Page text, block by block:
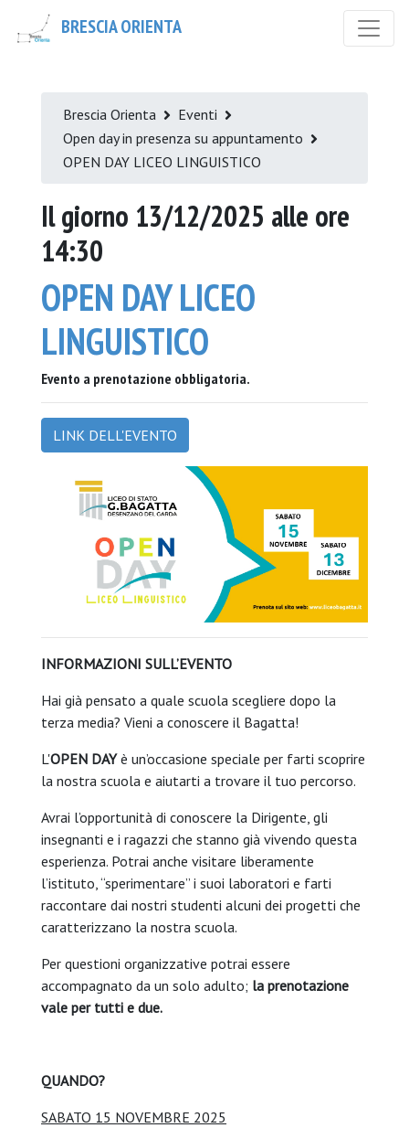
BRESCIA ORIENTA
Brescia Orienta
Eventi
Open day in presenza su appuntamento
OPEN DAY LICEO LINGUISTICO
Il giorno 13/12/2025 alle ore
14:30
OPEN DAY LICEO
LINGUISTICO
Evento a prenotazione obbligatoria.
LINK DELL'EVENTO
INFORMAZIONI SULL’EVENTO
Hai già pensato a quale scuola scegliere dopo la
terza media? Vieni a conoscere il Bagatta!
L'OPEN DAYè un’occasione speciale per farti scoprire
la nostra scuola e aiutarti a trovare il tuo percorso.
Avrai l’opportunità di conoscere la Dirigente, gli
insegnanti e i ragazzi che stanno già vivendo questa
esperienza. Potrai anche visitare liberamente
l’istituto, “sperimentare” i suoi laboratori e farti
raccontare dai nostri studenti alcuni dei progetti che
caratterizzano la nostra scuola.
Per questioni organizzative potrai essere
accompagnato da un solo adulto; la prenotazione
vale per tutti e due.
QUANDO?
SABATO 15 NOVEMBRE 2025